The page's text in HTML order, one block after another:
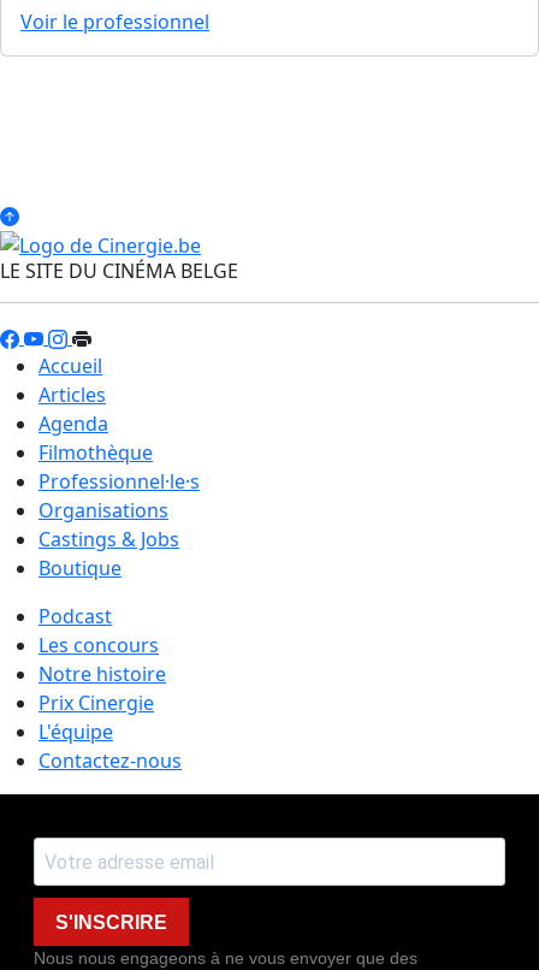
Voir le professionnel
LE SITE DU CINÉMA BELGE
Accueil
Articles
Agenda
Filmothèque
Professionnel·le·s
Organisations
Castings & Jobs
Boutique
Podcast
Les concours
Notre histoire
Prix Cinergie
L'équipe
Contactez-nous
S'INSCRIRE
Nous nous engageons à ne vous envoyer que des